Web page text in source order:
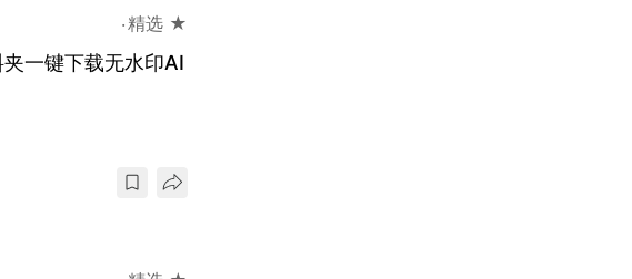
精选 ★
一键下载无水印AI